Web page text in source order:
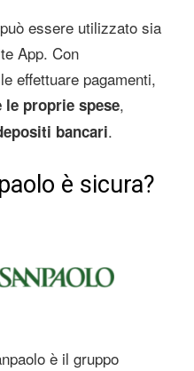
essere utilizzato sia
App. Con
effettuare pagamenti,
le proprie spese,
bancari.
è sicura?
è il gruppo